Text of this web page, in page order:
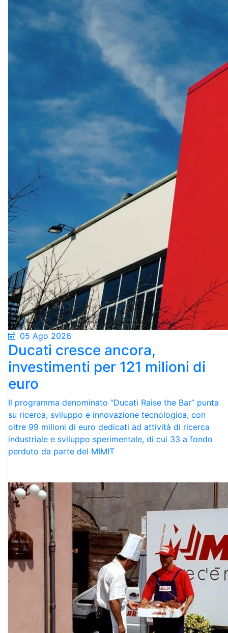
05 Ago 2026
Ducati cresce ancora,
investimenti per 121 milioni di
euro
Il programma denominato “Ducati Raise the Bar” punta
su ricerca, sviluppo e innovazione tecnologica, con
oltre 99 milioni di euro dedicati ad attività di ricerca
industriale e sviluppo sperimentale, di cui 33 a fondo
perduto da parte del MIMIT